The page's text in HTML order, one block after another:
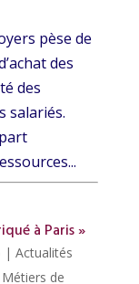
pèse de
des
des
salariés.
à Paris »
| Actualités
de